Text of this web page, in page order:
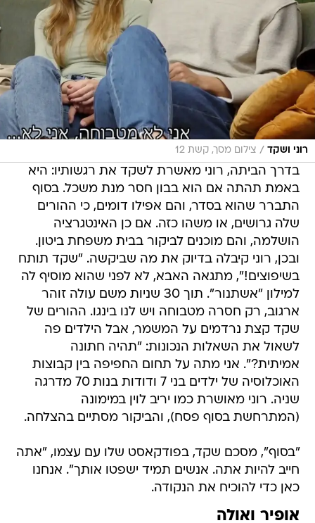
רוני ושקד / צילום מסך, קשת 12
בדרך הביתה, רוני מאשרת לשקד את רגשותיו: היא
באמת תהתה אם הוא בבון חסר מנת משכל. בסוף
התברר שהוא בסדר, והם אפילו דומים, כי ההורים
שלה גרושים, או משהו כזה. אם כן האינטגרציה
הושלמה, והם מוכנים לביקור בבית משפחת ביטון.
ובכן, רוני קיבלה בדיוק את מה שביקשה. "שקד תותח
בשיפוצים!", מתגאה האבא, לא לפני שהוא מוסיף לה
למילון "אשתנור". תוך 30 שניות משם עולה זוהר
ארגוב, רק חסרה מטבוחה ויש לנו בינגו. ההורים של
שקד קצת נרדמים על המשמר, אבל הילדים פה
לשאול את השאלות הנכונות: "תהיה חתונה
אמיתית?". אני מתה על תחום החפיפה בין קבוצות
האוכלוסיה של ילדים בני 7 ודודות בנות 70 מדרגה
שניה. רוני מאושרת כמו יריב לוין במימונה
(המתרחשת בסוף פסח), והביקור מסתיים בהצלחה.
"בסוף", מסכם שקד, בפודקאסט שלו עם עצמו, "אתה
חייב להיות אתה. אנשים תמיד ישפטו אותך". אנחנו
כאן כדי להוכיח את הנקודה.
אופיר ואולה